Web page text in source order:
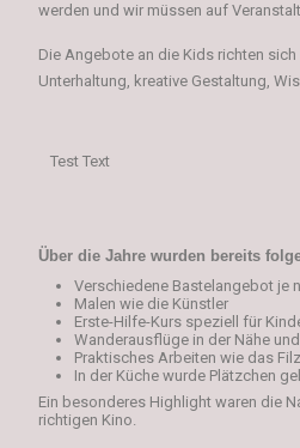
werden und wir müssen auf
Die Angebote an die Kids richten
Unterhaltung, kreative Gestaltung,
Test Text
Über die Jahre wurden bereits
Verschiedene Bastelangebot je
Malen wie die Künstler
Erste-Hilfe-Kurs speziell für
Wanderausflüge in der Nähe
Praktisches Arbeiten wie das
In der Küche wurde Plätzchen
Ein besonderes Highlight waren die
richtigen Kino.